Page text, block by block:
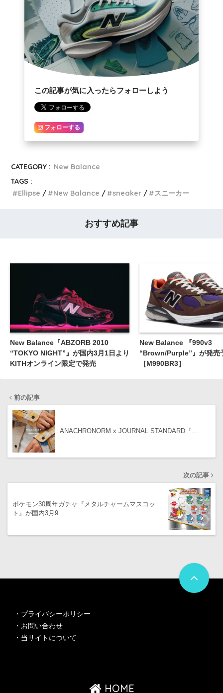
この記事が気に入ったらフォローしよう
フォローする
CATEGORY : New Balance
TAGS :
Ellipse
New Balance sneaker スニーカー
おすすめ記事
New Balance『ABZORB 2010
“TOKYO NIGHT”』が国内3月1日より
KITHオンライン限定で発売
New Balance 『990v3
“Brown/Purple”』が発売
［M990BR3］
前の記事
ANACHRONORM x JOURNAL STANDARD『…
次の記事
ポケモン30周年ガチャ『メタルチャームマスコッ
ト』が国内3月9…
・ プライバシーポリシー
・ お問い合わせ
・ 当サイトについて
HOME